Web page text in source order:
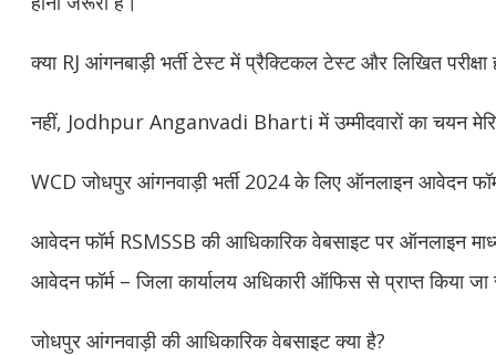
क्या RJ आंगनबाड़ी भर्ती टेस्ट में प्रैक्टिकल टेस्ट और लिखित परीक्षा
नहीं, Jodhpur Anganvadi Bharti में उम्मीदवारों का चयन
WCD जोधपुर आंगनवाड़ी भर्ती 2024 के लिए ऑनलाइन आवेदन
आवेदन फॉर्म RSMSSB की आधिकारिक वेबसाइट पर ऑनलाइन
आवेदन फॉर्म – जिला कार्यालय अधिकारी ऑफिस से प्राप्त किया
जोधपुर आंगनवाड़ी की आधिकारिक वेबसाइट क्या है?